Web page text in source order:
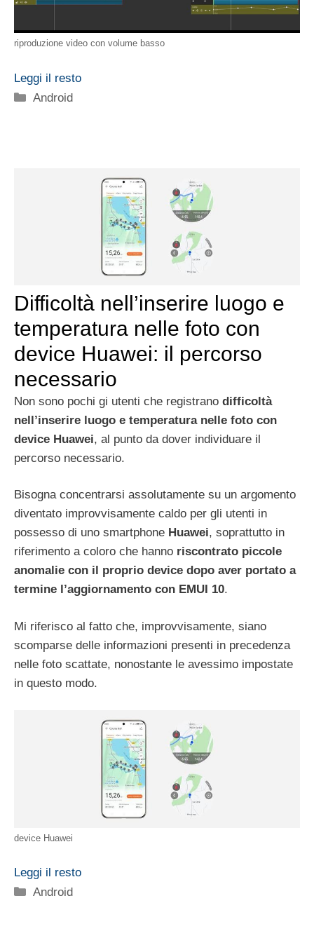
riproduzione video con volume basso
Leggi il resto
Categorie
Android
Difficoltà nell’inserire luogo e
temperatura nelle foto con
device Huawei: il percorso
necessario
Non sono pochi gi utenti che registrano difficoltà
nell’inserire luogo e temperatura nelle foto con
device Huawei, al punto da dover individuare il
percorso necessario.
Bisogna concentrarsi assolutamente su un argomento
diventato improvvisamente caldo per gli utenti in
possesso di uno smartphone Huawei, soprattutto in
riferimento a coloro che hanno riscontrato piccole
anomalie con il proprio device dopo aver portato a
termine l’aggiornamento con EMUI 10.
Mi riferisco al fatto che, improvvisamente, siano
scomparse delle informazioni presenti in precedenza
nelle foto scattate, nonostante le avessimo impostate
in questo modo.
device Huawei
Leggi il resto
Categorie
Android